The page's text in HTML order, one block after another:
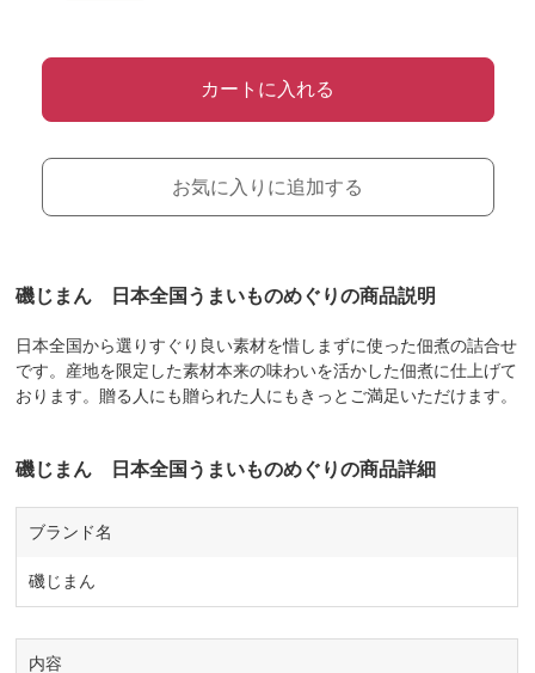
カートに入れる
お気に入りに追加する
磯じまん 日本全国うまいものめぐりの商品説明
日本全国から選りすぐり良い素材を惜しまずに使った佃煮の詰合せ
です。産地を限定した素材本来の味わいを活かした佃煮に仕上げて
おります。贈る人にも贈られた人にもきっとご満足いただけます。
磯じまん 日本全国うまいものめぐりの商品詳細
ブランド名
磯じまん
内容